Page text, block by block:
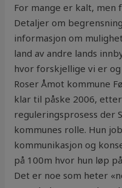
For mange er kalt, men
Detaljer om
informasjon om
land av andre lands
hvor forskjellige vi er
Roser Åmot kommune
klar til påske 2006,
reguleringsprosess der
kommunes rolle. Hun
kommunikasjon og
på 100m hvor hun løp
Det er noe som heter